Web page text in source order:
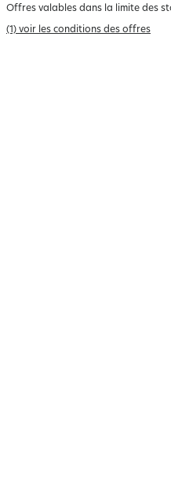
Offres valables dans la limite des
(1) voir les conditions des offres